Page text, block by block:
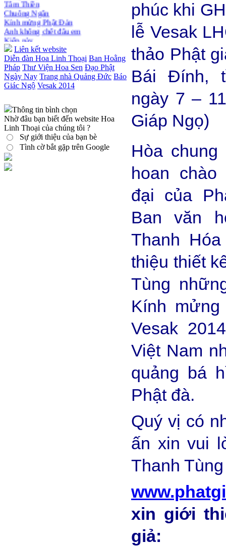
Chuông Ngân
Kính mừng Phật Đản
Anh không chết đâu em
Kiếp này
Liên kết website
Diễn đàn Hoa Linh Thoại Ban Hoằng
Pháp Thư Viện Hoa Sen Đạo Phật
Ngày Nay Trang nhà Quảng Đức Báo
Giác Ngộ Vesak 2014
Thông tin bình chọn
Nhờ đâu bạn biết đến website Hoa
Linh Thoại của chúng tôi ?
Sự giới thiệu của bạn bè
Tình cờ bắt gặp trên Google
phúc khi
lễ Vesak
thảo Phật
Bái Đính,
ngày 7 –
Giáp Ngọ)
Hòa
hoan
đại của
Ban văn
Thanh
thiệu thiết
Tùng
Kính
Vesak
Việt Nam
quảng bá
Phật đà.
Quý vị có
ấn xin vui
Thanh
xin giới
giả: